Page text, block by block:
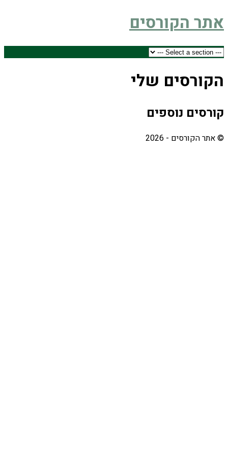
אתר הקורסים
הקורסים שלי
קורסים נוספים
© אתר הקורסים - 2026